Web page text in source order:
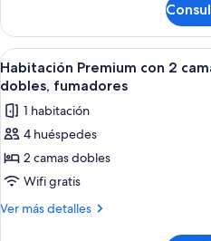
individuales,
2
camas
dobles,
no
fumadores
Premium
con
2
camas
individuales,
2
camas
no
fumadores
Abrir
todas
las
fotos
de
Habitación
Premium
con
15
Habitación Premium con 2
dobles, fumadores
1 habitación
4 huéspedes
2 camas dobles
Wifi gratis
Ver más detalles
Más